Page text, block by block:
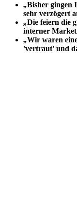
„Bisher gingen
sehr verzögert
„Die feiern die
interner
„Wir waren
'vertraut' und